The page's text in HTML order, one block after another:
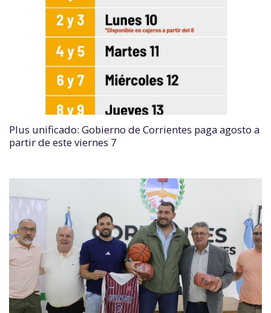
Plus unificado: Gobierno de Corrientes paga agosto a
partir de este viernes 7